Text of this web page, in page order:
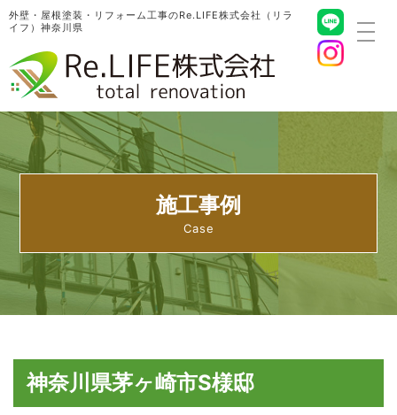
外壁・屋根塗装・リフォーム工事のRe.LIFE株式会社（リラ
イフ）神奈川県
施工事例
神奈川県茅ヶ崎市S様邸